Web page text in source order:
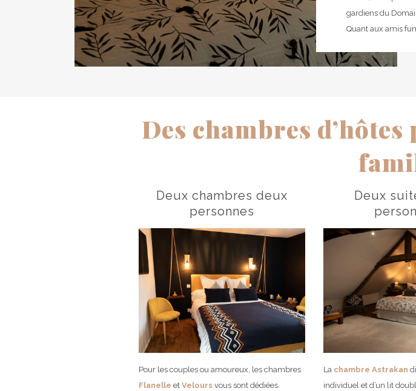
gardiens du
Quant aux amis
Des chambres
Deux chambres deux
personnes
Deux
Pour les couples ou amoureux, les chambres
Flanelle et Velours vous sont dédiées.
La chambre Astrakan
individuel et d’un lit